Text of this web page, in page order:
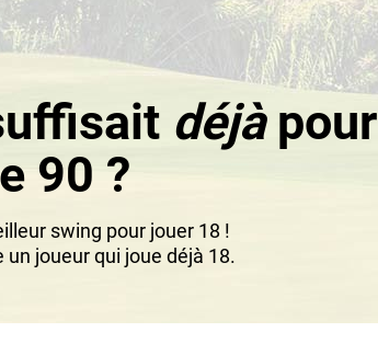
déjàpour
90 ?
swing pour jouer 18 !
joueur qui joue déjà 18.